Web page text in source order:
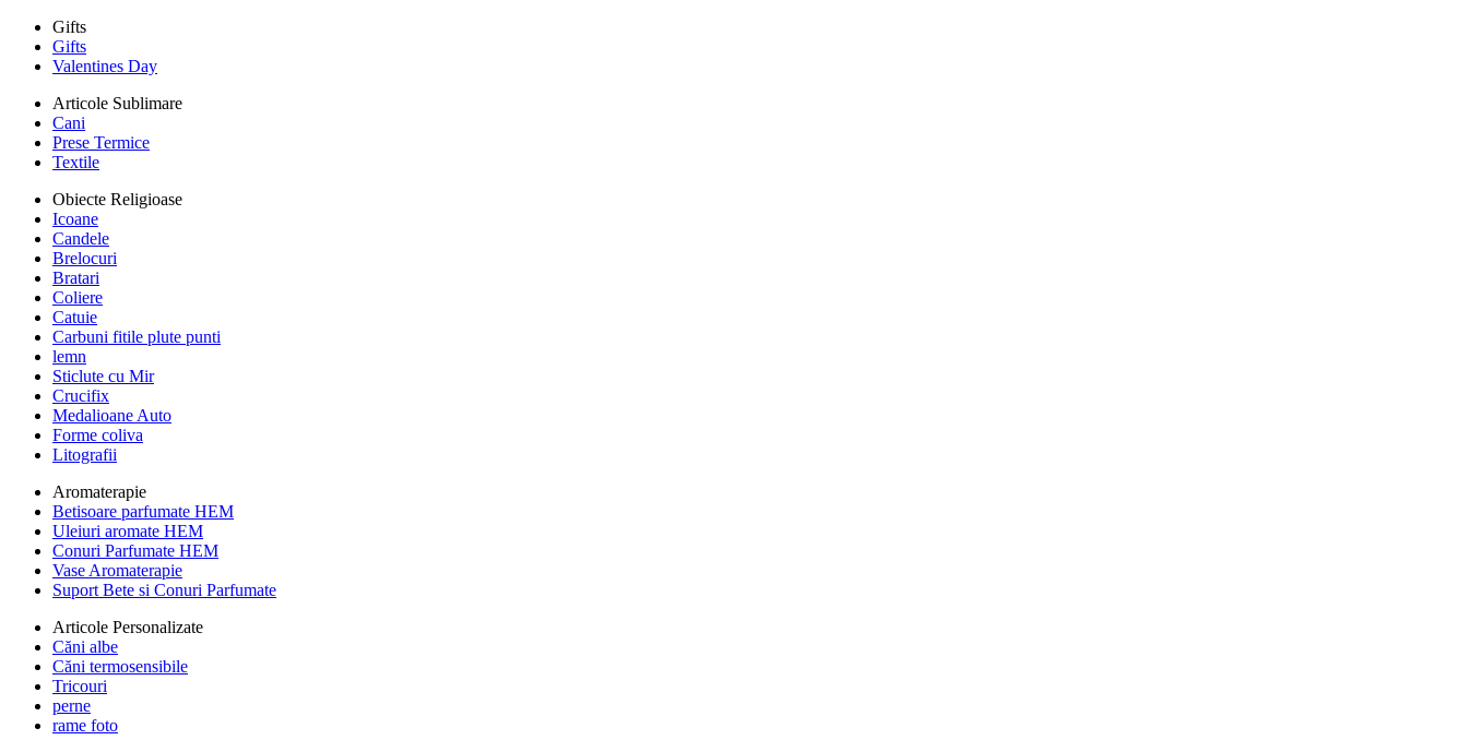
Gifts
Gifts
Valentines Day
Articole Sublimare
Cani
Prese Termice
Textile
Obiecte Religioase
Icoane
Candele
Brelocuri
Bratari
Coliere
Catuie
Carbuni fitile plute punti
lemn
Sticlute cu Mir
Crucifix
Medalioane Auto
Forme coliva
Litografii
Aromaterapie
Betisoare parfumate HEM
Uleiuri aromate HEM
Conuri Parfumate HEM
Vase Aromaterapie
Suport Bete si Conuri Parfumate
Articole Personalizate
Căni albe
Căni termosensibile
Tricouri
perne
rame foto